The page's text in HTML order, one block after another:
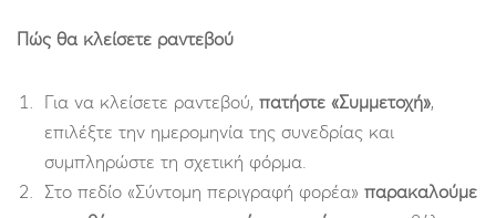
Πώς θα κλείσετε ραντεβού
Για να κλείσετε ραντεβού, πατήστε «Συμμετοχή»,
επιλέξτε την ημερομηνία της συνεδρίας και
συμπληρώστε τη σχετική φόρμα.
Στο πεδίο «Σύντομη περιγραφή φορέα» παρακαλούμε